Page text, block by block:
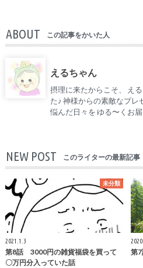
ABOUT この記事をかいた人
えるちゃん
摂理に来たからこそ、 え
た♪ 神様からの素敵なプレ
悩んだ日々を ゆる〜くお
NEW POST このライターの最新記事
未分類
2021.1.3
第8話 3000円の雑貨福袋を買って
〇万円分入っていた話
第